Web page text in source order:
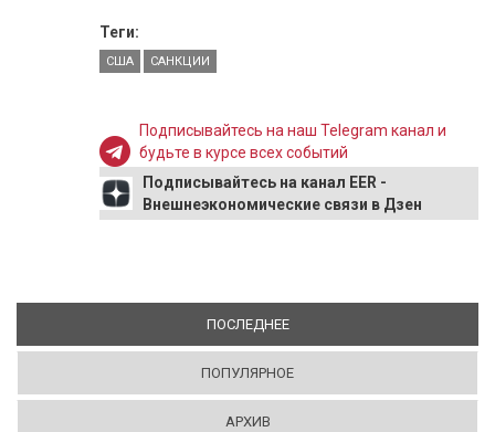
Теги:
США САНКЦИИ
Подписывайтесь на наш Telegram канал и
будьте в курсе всех событий
Подписывайтесь на канал EER -
Внешнеэкономические связи в Дзен
ПОСЛЕДНЕЕ(АКТИВНАЯ ВКЛАДКА)
ПОПУЛЯРНОЕ
АРХИВ